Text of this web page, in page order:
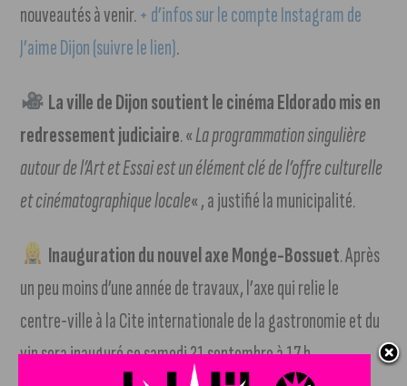
nouveautés à venir.+ d’infos sur le compte Instagram de
J’aime Dijon (suivre le lien).
La ville de Dijon soutient le cinéma Eldorado mis en
redressement judiciaire. «La programmation singulière
autour de l’Art et Essai est un élément clé de l’offre culturelle
et cinématographique locale« , a justifié la municipalité.
Inauguration du nouvel axe Monge-Bossuet. Après
un peu moins d’une année de travaux, l’axe qui relie le
centre-ville à la Cite internationale de la gastronomie et du
vin sera inauguré ce samedi 21 septembre à 17 h.